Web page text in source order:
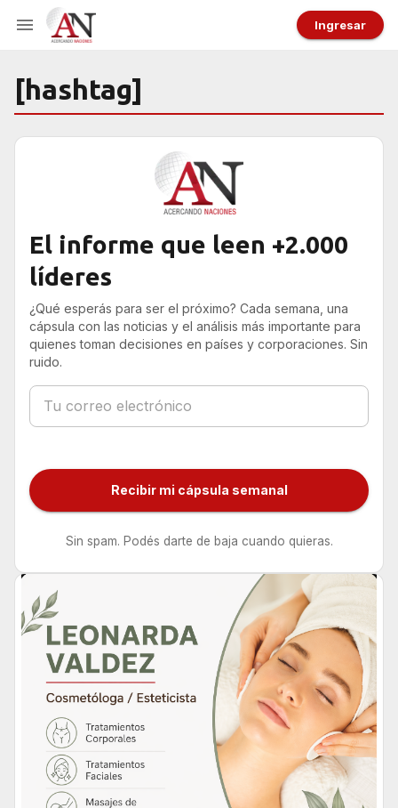
Ingresar
[hashtag]
El informe que leen +2.000
líderes
¿Qué esperás para ser el próximo? Cada semana, una
cápsula con las noticias y el análisis más importante para
quienes toman decisiones en países y corporaciones. Sin
ruido.
Recibir mi cápsula semanal
Sin spam. Podés darte de baja cuando quieras.